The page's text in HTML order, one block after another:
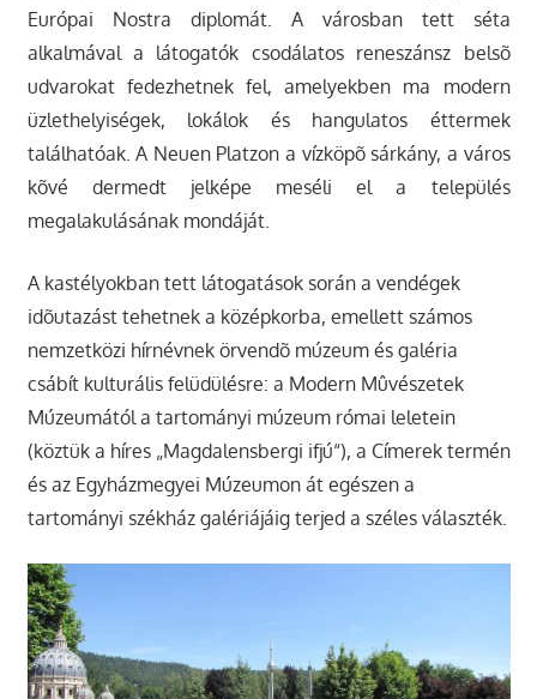
Európai Nostra diplomát. A városban tett séta
alkalmával a látogatók csodálatos reneszánsz belsõ
udvarokat fedezhetnek fel, amelyekben ma modern
üzlethelyiségek, lokálok és hangulatos éttermek
találhatóak. A Neuen Platzon a vízköpõ sárkány, a város
kõvé dermedt jelképe meséli el a település
megalakulásának mondáját.
A kastélyokban tett látogatások során a vendégek
idõutazást tehetnek a középkorba, emellett számos
nemzetközi hírnévnek örvendõ múzeum és galéria
csábít kulturális felüdülésre: a Modern Mûvészetek
Múzeumától a tartományi múzeum római leletein
(köztük a híres „Magdalensbergi ifjú“), a Címerek termén
és az Egyházmegyei Múzeumon át egészen a
tartományi székház galériájáig terjed a széles választék.